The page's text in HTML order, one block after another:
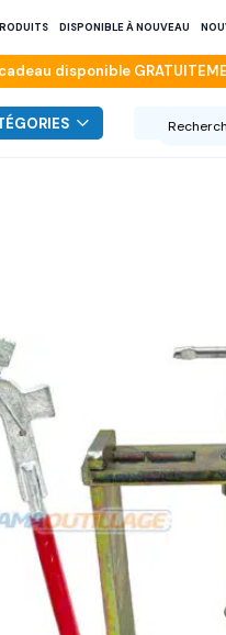
DISPONIBLE À NOUVEAU